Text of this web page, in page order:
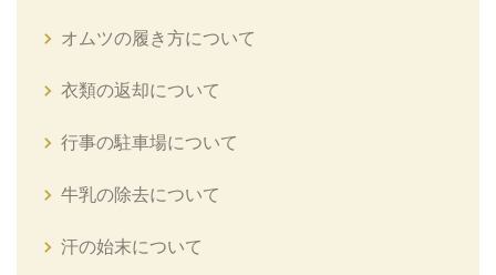
オムツの履き方について
衣類の返却について
行事の駐車場について
牛乳の除去について
汗の始末について